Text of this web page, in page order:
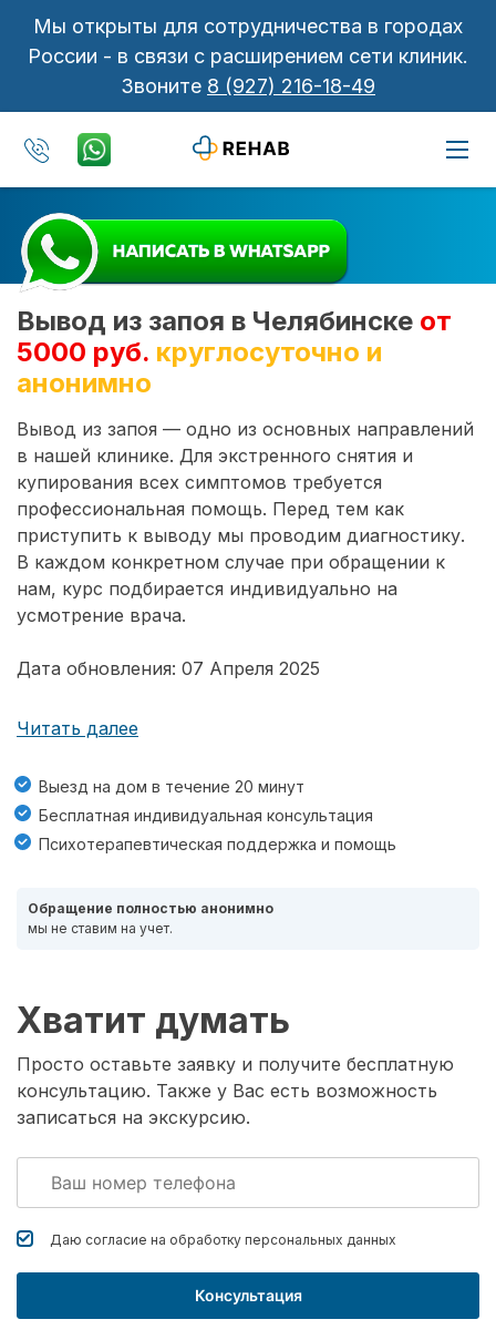
Мы открыты для сотрудничества в городах
России - в связи с расширением сети клиник.
Звоните 8 (927) 216-18-49
Вывод из запоя в Челябинске от
5000 руб. круглосуточно и
анонимно
Вывод из запоя — одно из основных направлений
в нашей клинике. Для экстренного снятия и
купирования всех симптомов требуется
профессиональная помощь. Перед тем как
приступить к выводу мы проводим диагностику.
В каждом конкретном случае при обращении к
нам, курс подбирается индивидуально на
усмотрение врача.
Дата обновления: 07 Апреля 2025
Читать далее
Выезд на дом в течение 20 минут
Бесплатная индивидуальная консультация
Психотерапевтическая поддержка и помощь
Обращение полностью анонимно
мы не ставим на учет.
Хватит думать
Просто оставьте заявку и получите бесплатную
консультацию. Также у Вас есть возможность
записаться на экскурсию.
Даю согласие на обработку персональных данных
Консультация